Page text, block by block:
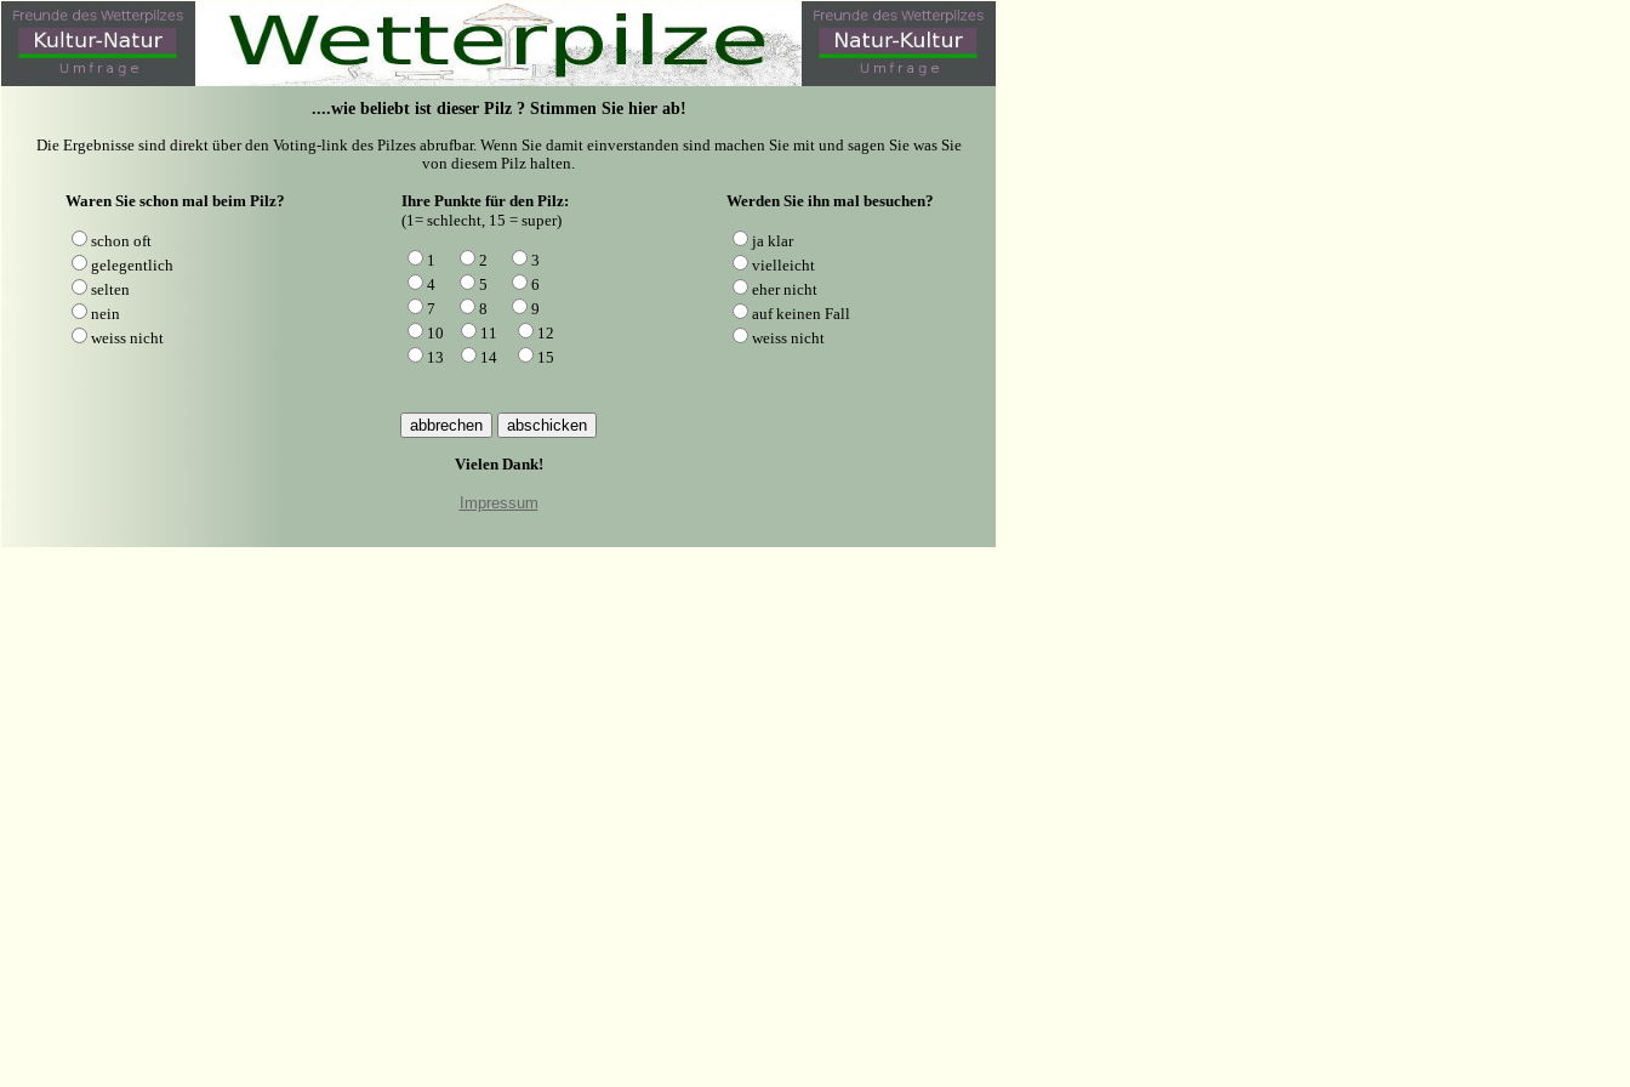
....wie beliebt ist dieser Pilz ? Stimmen Sie hier ab!
Die Ergebnisse sind direkt über den Voting-link des Pilzes abrufbar. Wenn Sie damit einverstanden sind machen Sie mit und sagen Sie was Sie
von diesem Pilz halten.
Waren Sie schon mal beim Pilz?
schon oft
gelegentlich
selten
nein
weiss nicht
Ihre Punkte für den Pilz:
(1= schlecht, 15 = super)
1 2
3
4
5
6
7
8
9
10
11
12
13
14 15
Werden Sie ihn mal besuchen?
ja klar
vielleicht
eher nicht
auf keinen Fall
weiss nicht
Vielen Dank!
Impressum